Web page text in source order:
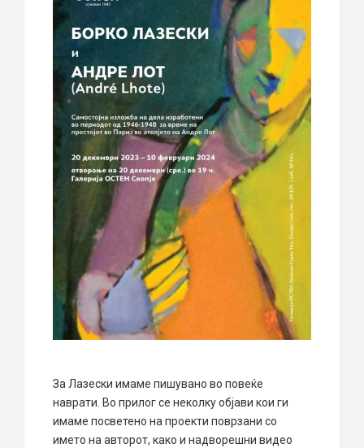
За Лазески имаме пишувано во повеќе
наврати. Во прилог се неколку објави кои ги
имаме посветено на проекти поврзани со
името на авторот, како и надворешни видео